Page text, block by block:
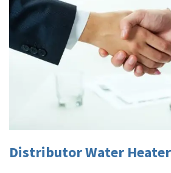
Distributor Water